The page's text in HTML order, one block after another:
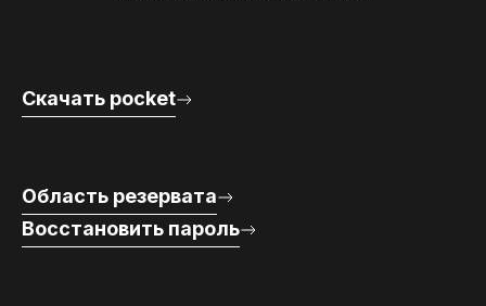
Скачать pocket
Область резервата
Восстановить пароль